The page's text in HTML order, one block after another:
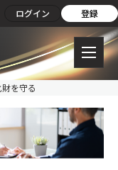
ログイン 登録
を守る